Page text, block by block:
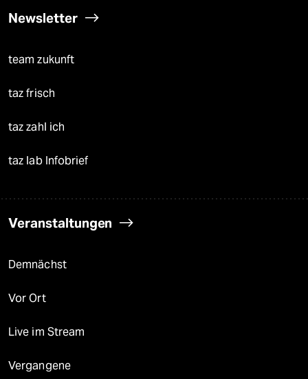
Newsletter
team zukunft
taz frisch
taz zahl ich
taz lab Infobrief
Veranstaltungen
Demnächst
Vor Ort
Live im Stream
Vergangene